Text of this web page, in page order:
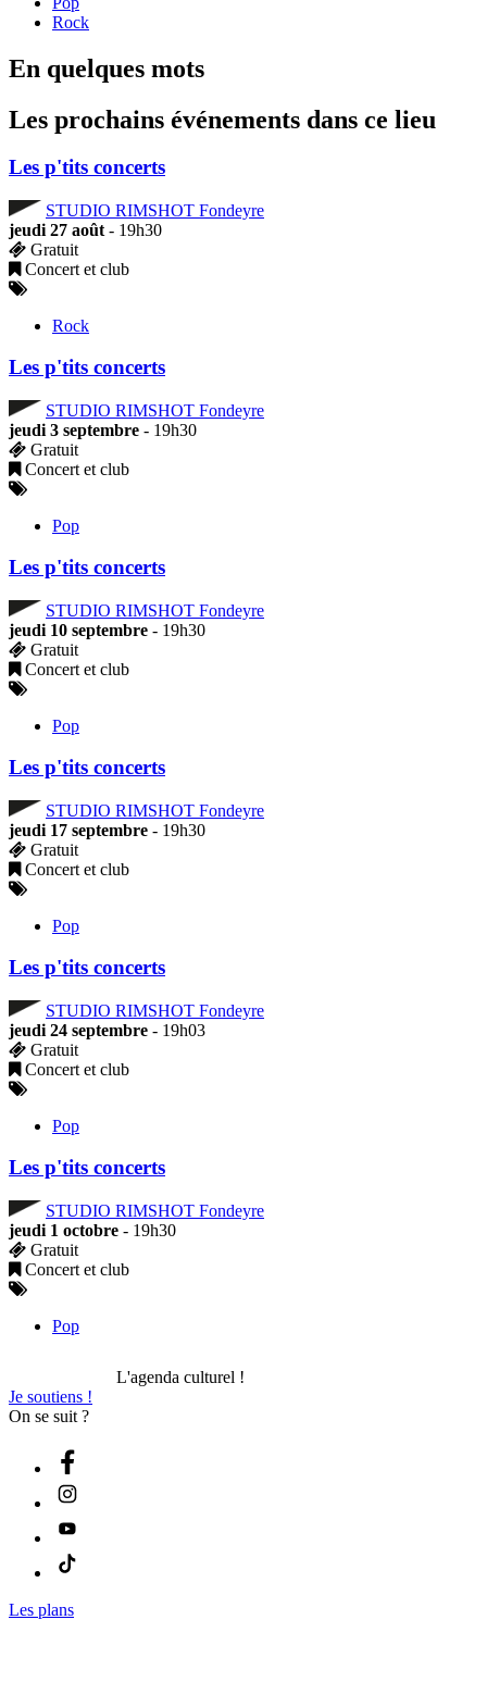
Rock
En quelques mots
Les prochains événements dans ce lieu
Les p'tits concerts
STUDIO RIMSHOT Fondeyre
jeudi 27 août - 19h30
Gratuit
Concert et club
Rock
Les p'tits concerts
STUDIO RIMSHOT Fondeyre
jeudi 3 septembre - 19h30
Gratuit
Concert et club
Pop
Les p'tits concerts
STUDIO RIMSHOT Fondeyre
jeudi 10 septembre - 19h30
Gratuit
Concert et club
Pop
Les p'tits concerts
STUDIO RIMSHOT Fondeyre
jeudi 17 septembre - 19h30
Gratuit
Concert et club
Pop
Les p'tits concerts
STUDIO RIMSHOT Fondeyre
jeudi 24 septembre - 19h03
Gratuit
Concert et club
Pop
Les p'tits concerts
STUDIO RIMSHOT Fondeyre
jeudi 1 octobre - 19h30
Gratuit
Concert et club
Pop
L'agenda culturel !
Je soutiens !
On se suit ?
Les plans